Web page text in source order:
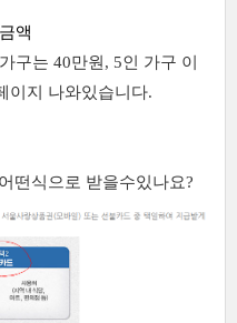
액
구는 40만원, 5인 가구 이
이지 나와있습니다.
떤식으로 받을수있나요?